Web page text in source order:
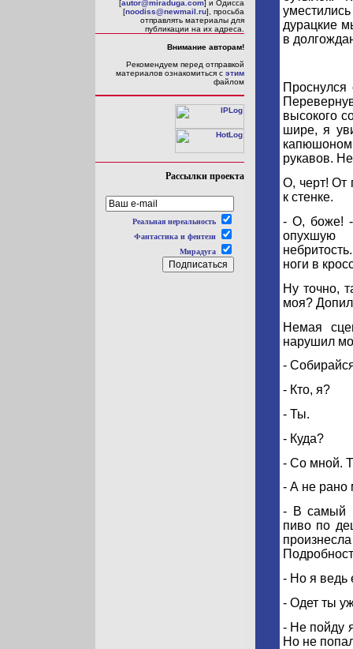
[autor@miraduga.com] и Одисса
[noodiss@newmail.ru], просьба
отправлять материалы для
публикации на их адреса.
Внимание авторам!
Рекомендуем перед отправкой
материалов ознакомиться с этим
файлом
Рассылки проекта
Реальная нереальность
Фантастика и фентези
Мирадуга
дурацкие
в
Проснулся
высокого
шире, я
рукавов.
О, черт! От
к стенке.
- О, боже! -
опухшую
ноги в
Ну точно,
моя?
Немая
нарушил
-
- Кто, я?
- Ты.
- Куда?
- Со мной.
- А не рано
- В самый
пиво по
- Но я ведь
- Одет ты
- Не пойду
Но не